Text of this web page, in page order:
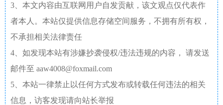
3、本文内容由互联网用户自发贡献，该文观点仅代表作
者本人。本站仅提供信息存储空间服务，不拥有所有权，
不承担相关法律责任
4、如发现本站有涉嫌抄袭侵权/违法违规的内容， 请发送
邮件至 aaw4008@foxmail.com
5、本站一律禁止以任何方式发布或转载任何违法的相关
信息，访客发现请向站长举报